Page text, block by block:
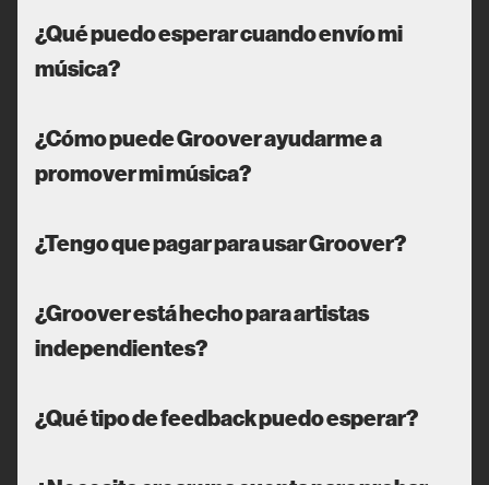
¿Qué puedo esperar cuando envío mi
música?
¿Cómo puede Groover ayudarme a
promover mi música?
¿Tengo que pagar para usar Groover?
¿Groover está hecho para artistas
independientes?
¿Qué tipo de feedback puedo esperar?